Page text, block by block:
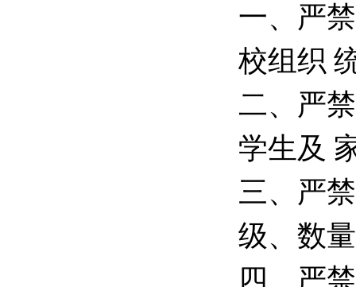
一、严
校组织
二、严
学生及
三、严
级、数
四、严